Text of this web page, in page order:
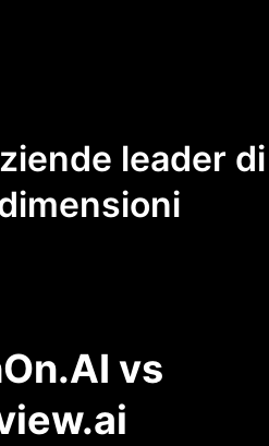
leader di
vs